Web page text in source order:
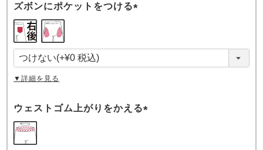
ズボンにポケットをつける
須
)
▼詳細を見る
ウェストゴム上がりをかえる